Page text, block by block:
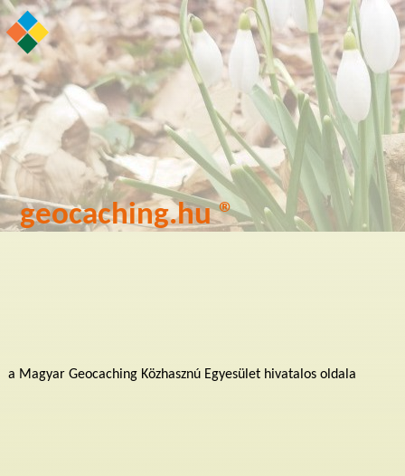
geocaching.hu ®
a Magyar Geocaching Közhasznú Egyesület hivatalos oldala